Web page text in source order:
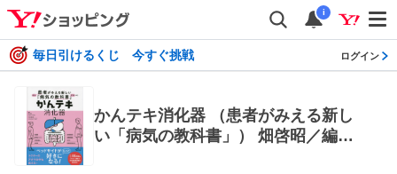
i
毎日引けるくじ 今すぐ挑戦 ログイン
かんテキ消化器 （患者がみえる新し
い「病気の教科書」） 畑啓昭／編